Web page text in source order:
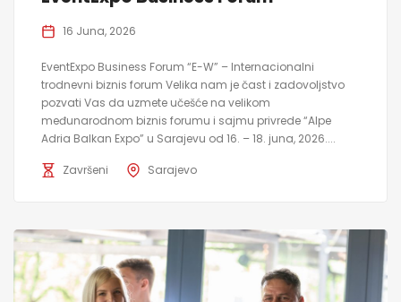
16 Juna, 2026
EventExpo Business Forum “E-W” – Internacionalni
trodnevni biznis forum Velika nam je čast i zadovoljstvo
pozvati Vas da uzmete učešće na velikom
međunarodnom biznis forumu i sajmu privrede “Alpe
Adria Balkan Expo” u Sarajevu od 16. – 18. juna, 2026....
Završeni Sarajevo